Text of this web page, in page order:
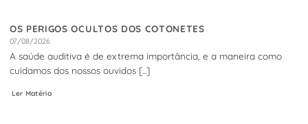
OS PERIGOS OCULTOS DOS COTONETES
07/08/2026
A saúde auditiva é de extrema importância, e a maneira como
cuidamos dos nossos ouvidos [...]
Ler Matéria